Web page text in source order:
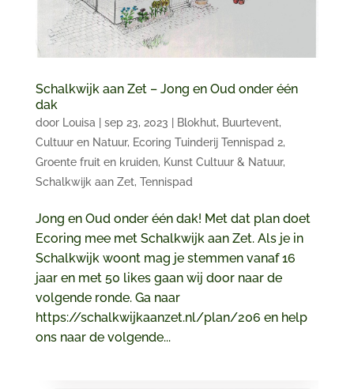
Schalkwijk aan Zet – Jong en Oud onder één
dak
door Louisa sep 23, 2023 Blokhut, Buurtevent,
Cultuur en Natuur, Ecoring Tuinderij Tennispad 2,
Groente fruit en kruiden, Kunst Cultuur & Natuur,
Schalkwijk aan Zet, Tennispad
Jong en Oud onder één dak! Met dat plan doet
Ecoring mee met Schalkwijk aan Zet. Als je in
Schalkwijk woont mag je stemmen vanaf 16
jaar en met 50 likes gaan wij door naar de
volgende ronde. Ga naar
https://schalkwijkaanzet.nl/plan/206 en help
ons naar de volgende...